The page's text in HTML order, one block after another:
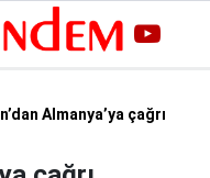
Almanya’ya çağrı